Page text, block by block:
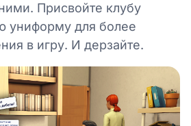
Присвойте клубу
униформу для более
в игру. И дерзайте.